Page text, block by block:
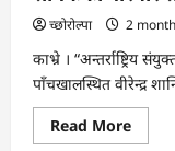
तत्काल
माग
च्छोरोल्पा 2
काभ्रे । “अन्तर्राष्ट्रिय
पाँचखालस्थित वीरेन्द्र
Read MoreRead
more